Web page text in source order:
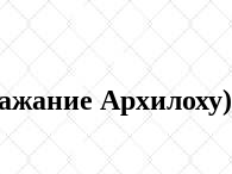
Архилоху)